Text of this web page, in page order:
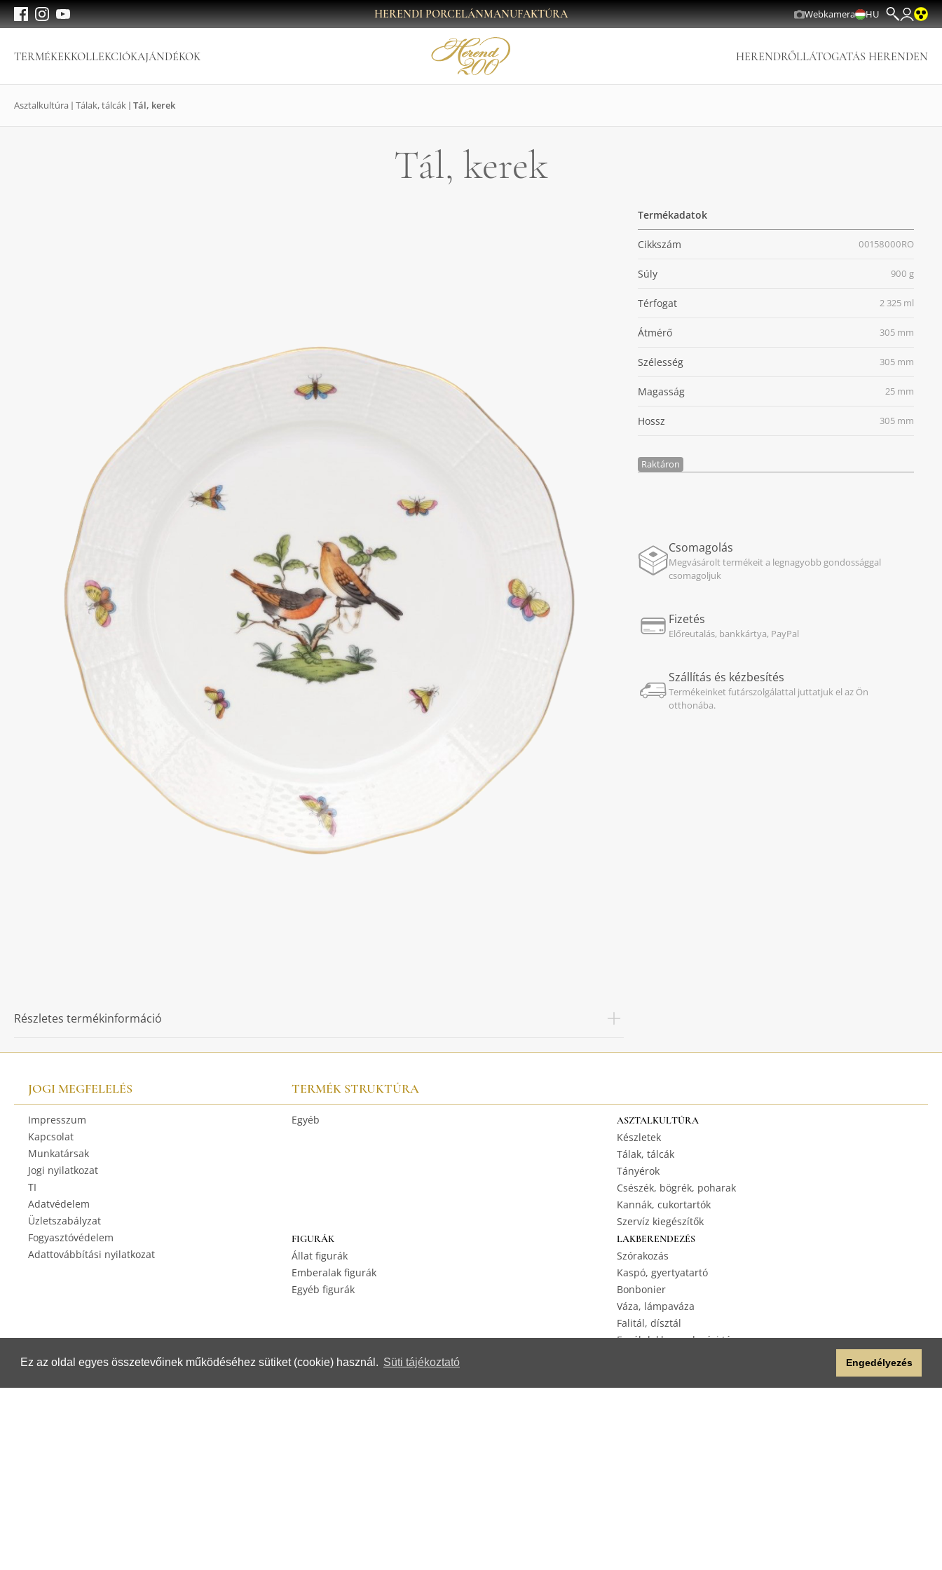
Ez az oldal egyes összetevőinek működéséhez sütiket (cookie) használ. Süti tájékoztató Engedélyezés
HERENDI PORCELÁNMANUFAKTÚRA Webkamera HU
TERMÉKEKKOLLEKCIÓKAJÁNDÉKOK HERENDRŐLLÁTOGATÁS HERENDEN
Asztalkultúra Tálak, tálcák Tál, kerek
Tál, kerek
Részletes termékinformáció
Termékadatok
Cikkszám 00158000RO
Súly 900 g
Térfogat 2 325 ml
Átmérő 305 mm
Szélesség 305 mm
Magasság 25 mm
Hossz 305 mm
Raktáron
Csomagolás
Megvásárolt termékeit a legnagyobb gondossággal
csomagoljuk
Fizetés
Előreutalás, bankkártya, PayPal
Szállítás és kézbesítés
Termékeinket futárszolgálattal juttatjuk el az Ön
otthonába.
JOGI MEGFELELÉS
Impresszum
Kapcsolat
Munkatársak
Jogi nyilatkozat
TI
Adatvédelem
Üzletszabályzat
Fogyasztóvédelem
Adattovábbítási nyilatkozat
TERMÉK STRUKTÚRA
Egyéb ASZTALKULTÚRA
Készletek
Tálak, tálcák
Tányérok
Csészék, bögrék, poharak
Kannák, cukortartók
Szervíz kiegészítők
FIGURÁK
Állat figurák
Emberalak figurák
Egyéb figurák
LAKBERENDEZÉS
Szórakozás
Kaspó, gyertyatartó
Bonbonier
Váza, lámpaváza
Falitál, dísztál
Egyéb lakberendezési tárgy